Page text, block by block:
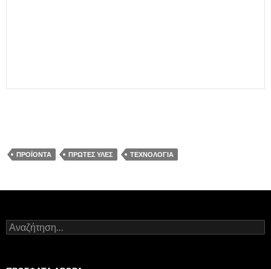
ΠΡΟΪΌΝΤΑ ΠΡΏΤΕΣ ΎΛΕΣ ΤΕΧΝΟΛΟΓΊΑ
Αναζήτηση για: